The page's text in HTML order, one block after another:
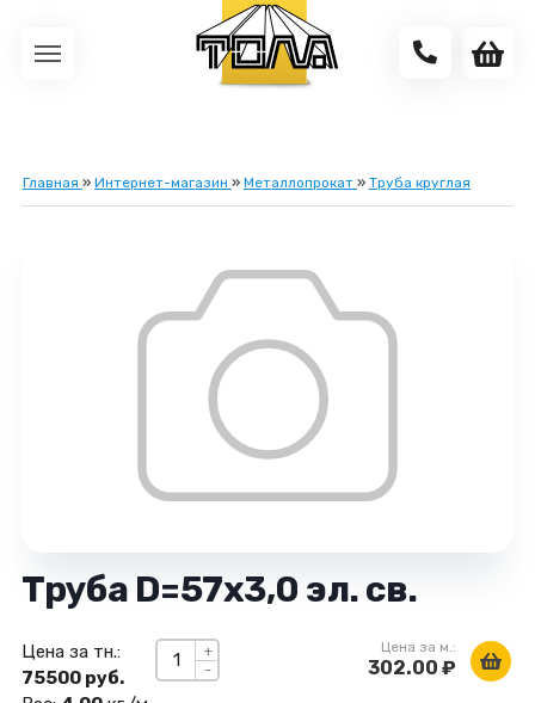
Главная » Интернет-магазин » Металлопрокат » Труба круглая
Труба D=57х3,0 эл. св.
-
+ Цена за м.:
302.00 ₽
Цена за тн.:
75500 руб.